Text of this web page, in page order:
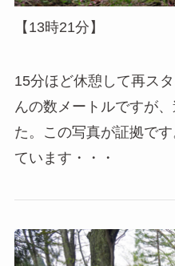
【13時21分】
15分ほど休憩して再ス
んの数メートルですが
た。この写真が証拠で
ています・・・